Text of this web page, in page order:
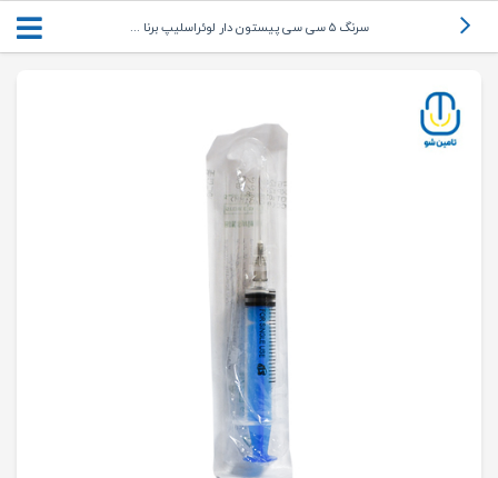
سرنگ ۵ سی سی پیستون دار لوئراسلیپ برنا ...